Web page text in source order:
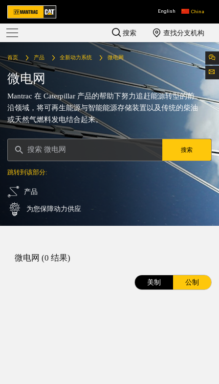
English China
搜索 查找分支机构
首页 产品 全新动力系统 微电网
微电网
Mantrac 在 Caterpillar 产品的帮助下努力追赶能源转型的前
沿领域，将可再生能源与智能能源存储装置以及传统的柴油
或天然气燃料发电结合起来。
搜索
跳转到该部分:
产品
为您保障动力供应
微电网 (0 结果)
美制 公制